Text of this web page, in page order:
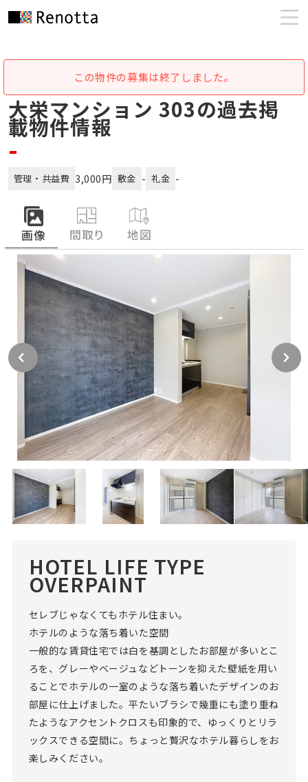
この物件の募集は終了しました。
大栄マンション 303の過去掲
載物件情報
-
管理・共益費 3,000円 敷金 - 礼金 -
画像 間取り 地図
HOTEL LIFE TYPE
OVERPAINT
セレブじゃなくてもホテル住まい。
ホテルのような落ち着いた空間
一般的な賃貸住宅では白を基調としたお部屋が多いとこ
ろを、グレーやベージュなどトーンを抑えた壁紙を用い
ることでホテルの一室のような落ち着いたデザインのお
部屋に仕上げました。平たいブラシで幾重にも塗り重ね
たようなアクセントクロスも印象的で、ゆっくりとリラ
ックスできる空間に。ちょっと贅沢なホテル暮らしをお
楽しみください。